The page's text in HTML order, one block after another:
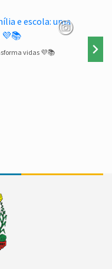
vidas 💜📚 Lista